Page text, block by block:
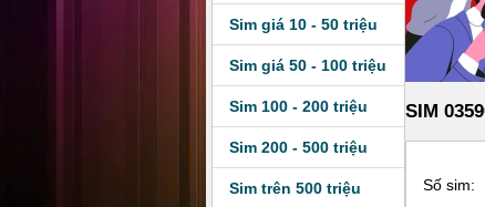
Sim giá 10 - 50 triệu
Sim giá 50 - 100 triệu
Sim 100 - 200 triệu
Sim 200 - 500 triệu
Sim trên 500 triệu
SIM
Số sim: